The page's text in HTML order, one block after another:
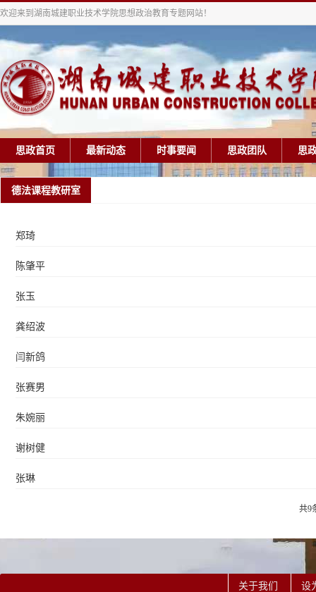
欢迎来到湖南城建职业技术学院思想政治教育专题网站！
思政首页 最新动态 时事要闻 思政团队 思
德法课程教研室
郑琦
陈肇平
张玉
龚绍波
闫新鸽
张赛男
朱婉丽
谢树健
张琳
共9
关于我们 设